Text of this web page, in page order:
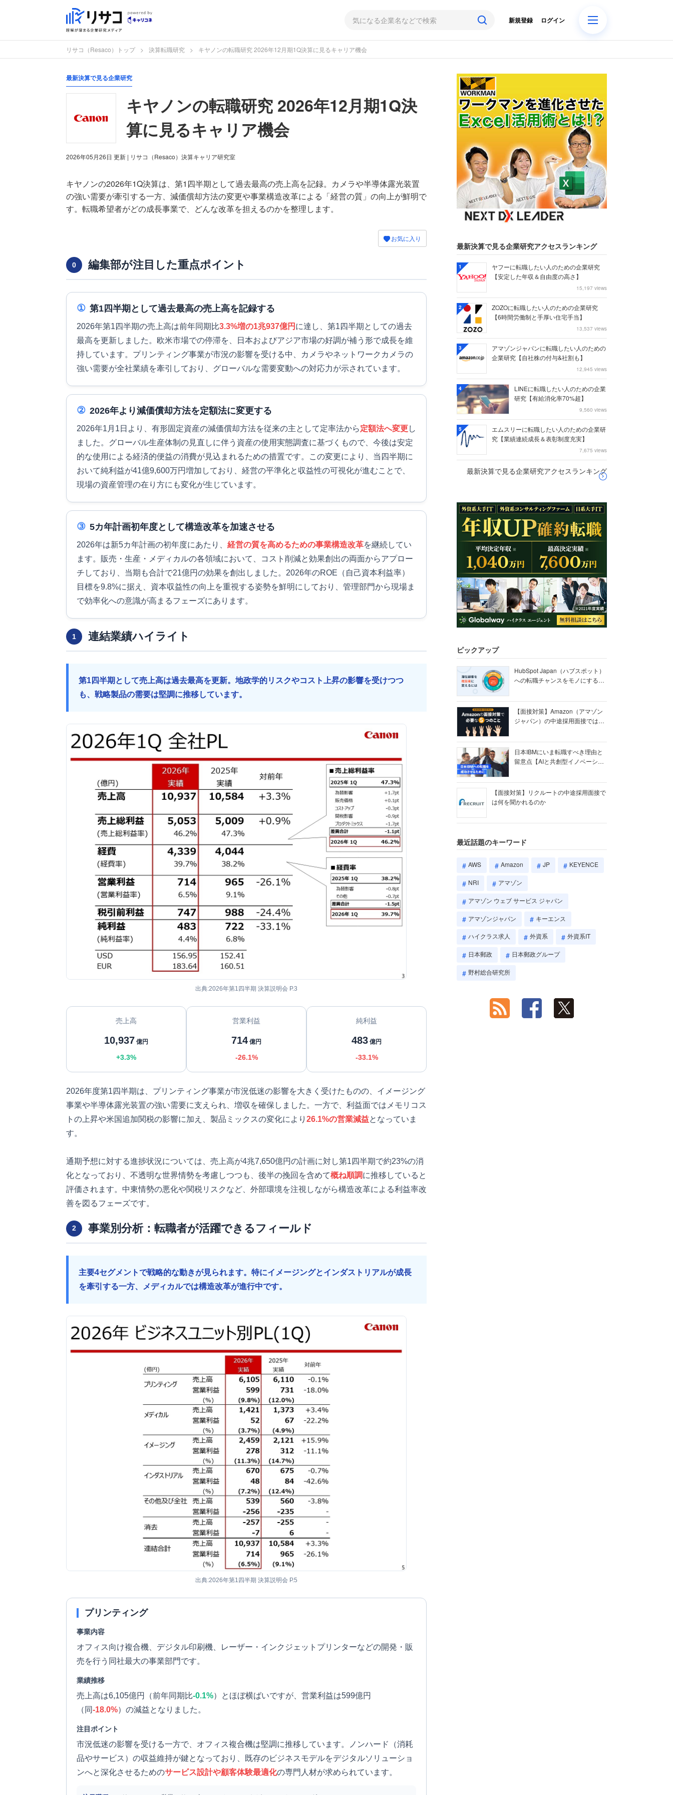
ログイン
新規登録
リサコ（Resaco）トップ 決算転職研究 キヤノンの転職研究 2026年12月期1Q決算に見るキャリア機会
最新決算で見る企業研究
キヤノンの転職研究 2026年12月期1Q決
算に見るキャリア機会
2026年05月26日 更新 | リサコ（Resaco）決算キャリア研究室
キヤノンの2026年1Q決算は、第1四半期として過去最高の売上高を記録。カメラや半導体露光装置
の強い需要が牽引する一方、減価償却方法の変更や事業構造改革による「経営の質」の向上が鮮明で
す。転職希望者がどの成長事業で、どんな改革を担えるのかを整理します。
お気に入り
0 編集部が注目した重点ポイント
① 第1四半期として過去最高の売上高を記録する
2026年第1四半期の売上高は前年同期比3.3%増の1兆937億円 に達し、第1四半期としての過去
最高を更新しました。欧米市場での停滞を、日本およびアジア市場の好調が補う形で成長を維
持しています。プリンティング事業が市況の影響を受ける中、カメラやネットワークカメラの
強い需要が全社業績を牽引しており、グローバルな需要変動への対応力が示されています。
② 2026年より減価償却方法を定額法に変更する
2026年1月1日より、有形固定資産の減価償却方法を従来の主として定率法から定額法へ変更し
ました。グローバル生産体制の見直しに伴う資産の使用実態調査に基づくもので、今後は安定
的な使用による経済的便益の消費が見込まれるための措置です。この変更により、当四半期に
おいて純利益が41億9,600万円増加しており、経営の平準化と収益性の可視化が進むことで、
現場の資産管理の在り方にも変化が生じています。
③ 5カ年計画初年度として構造改革を加速させる
2026年は新5カ年計画の初年度にあたり、 経営の質を高めるための事業構造改革を継続してい
ます。販売・生産・メディカルの各領域において、コスト削減と効果創出の両面からアプロー
チしており、当期も合計で21億円の効果を創出しました。2026年のROE（自己資本利益率）
目標を9.8%に据え、資本収益性の向上を重視する姿勢を鮮明にしており、管理部門から現場ま
で効率化への意識が高まるフェーズにあります。
1 連結業績ハイライト
第1四半期として売上高は過去最高を更新。地政学的リスクやコスト上昇の影響を受けつつ
も、戦略製品の需要は堅調に推移しています。
出典:2026年第1四半期 決算説明会 P.3
売上高
10,937 億円
+3.3%
営業利益
714 億円
-26.1%
純利益
483 億円
-33.1%
2026年度第1四半期は、プリンティング事業が市況低迷の影響を大きく受けたものの、イメージング
事業や半導体露光装置の強い需要に支えられ、増収を確保しました。一方で、利益面ではメモリコス
トの上昇や米国追加関税の影響に加え、製品ミックスの変化により 26.1%の営業減益となっていま
す。
通期予想に対する進捗状況については、売上高が4兆7,650億円の計画に対し第1四半期で約23%の消
化となっており、不透明な世界情勢を考慮しつつも、後半の挽回を含めて概ね順調に推移していると
評価されます。中東情勢の悪化や関税リスクなど、外部環境を注視しながら構造改革による利益率改
善を図るフェーズです。
2 事業別分析：転職者が活躍できるフィールド
主要4セグメントで戦略的な動きが見られます。特にイメージングとインダストリアルが成長
を牽引する一方、メディカルでは構造改革が進行中です。
出典:2026年第1四半期 決算説明会 P.5
プリンティング
事業内容
オフィス向け複合機、デジタル印刷機、レーザー・インクジェットプリンターなどの開発・販
売を行う同社最大の事業部門です。
業績推移
売上高は6,105億円（前年同期比-0.1%）とほぼ横ばいですが、営業利益は599億円
（同-18.0%）の減益となりました。
注目ポイント
市況低迷の影響を受ける一方で、オフィス複合機は堅調に推移しています。ノンハード（消耗
品やサービス）の収益維持が鍵となっており、既存のビジネスモデルをデジタルソリューショ
ンへと深化させるためのサービス設計や顧客体験最適化の専門人材が求められています。
最新決算で見る企業研究アクセスランキング
1
ヤフーに転職したい人のための企業研究
【安定した年収＆自由度の高さ】
15,197 views
2
ZOZOに転職したい人のための企業研究
【6時間労働制と手厚い住宅手当】
13,537 views
3
アマゾンジャパンに転職したい人のための
企業研究【自社株の付与&社割も】
12,945 views
4
LINEに転職したい人のための企業
研究【有給消化率70%超】
9,560 views
5
エムスリーに転職したい人のための企業研
究【業績連続成長＆表彰制度充実】
7,675 views
最新決算で見る企業研究アクセスランキング
ピックアップ
HubSpot Japan（ハブスポット）
への転職チャンスをモノにする
【面接対策】Amazon（アマゾン
ジャパン）の中途採用面接では何
日本IBMにいま転職すべき理由と
留意点【AIと共創型イノベーショ
【面接対策】リクルートの中途採用面接で
は何を聞かれるのか
最近話題のキーワード
AWS Amazon JP KEYENCE
NRI アマゾン
アマゾン ウェブ サービス ジャパン
アマゾンジャパン キーエンス
ハイクラス求人 外資系 外資系IT
日本郵政 日本郵政グループ
野村総合研究所